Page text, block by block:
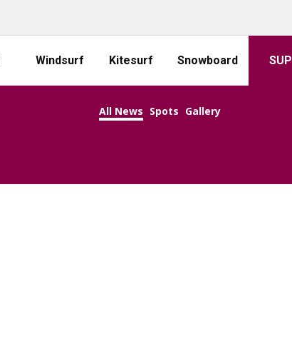
Windsurf Kitesurf Snowboard SUP
All News Spots Gallery
KEEP CALM AND SUP ON!